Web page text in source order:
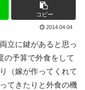
コピー
2014.04.04
立に鍵があると思っ
の予算で外食をして
（嫁が作ってくれて
てきたりと外食の機